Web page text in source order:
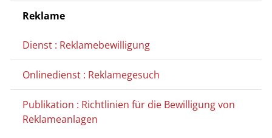
Reklame
Dienst : Reklamebewilligung
Onlinedienst : Reklamegesuch
Publikation : Richtlinien für die Bewilligung von
Reklameanlagen